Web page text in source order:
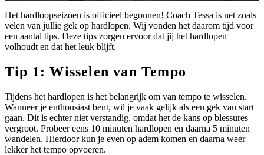
Het hardloopseizoen is officieel begonnen! Coach Tessa is net zoals
velen van jullie gek op hardlopen. Wij vonden het daarom tijd voor
een aantal tips. Deze tips zorgen ervoor dat jij het hardlopen
volhoudt en dat het leuk blijft.
Tip 1: Wisselen van Tempo
Tijdens het hardlopen is het belangrijk om van tempo te wisselen.
Wanneer je enthousiast bent, wil je vaak gelijk als een gek van start
gaan. Dit is echter niet verstandig, omdat het de kans op blessures
vergroot. Probeer eens 10 minuten hardlopen en daarna 5 minuten
wandelen. Hierdoor kun je even op adem komen en daarna weer
lekker het tempo opvoeren.